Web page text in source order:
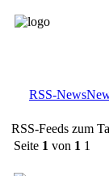
RSS-News
RSS-Feeds zum
Seite 1 von 1 1